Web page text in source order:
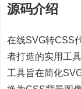
源码介绍
在线SVG转CSS
者打造的实用工
工具旨在简化